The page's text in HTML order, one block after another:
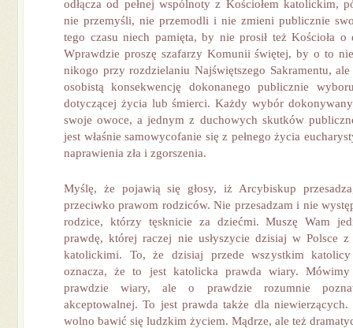
odłącza od pełnej wspólnoty z Kościołem katolickim,
nie przemyśli, nie przemodli i nie zmieni publicznie
tego czasu niech pamięta, by nie prosił też Kościoła
Wprawdzie proszę szafarzy Komunii świętej, by o to
nikogo przy rozdzielaniu Najświętszego Sakramentu,
osobistą konsekwencję dokonanego publicznie
dotyczącej życia lub śmierci. Każdy wybór
swoje owoce, a jednym z duchowych skutków
jest właśnie samowycofanie się z pełnego życia
naprawienia zła i zgorszenia.
Myślę, że pojawią się głosy, iż Arcybiskup
przeciwko prawom rodziców. Nie przesadzam i nie
rodzice, którzy tęsknicie za dziećmi. Muszę Wam
prawdę, której raczej nie usłyszycie dzisiaj w Polsce
katolickimi. To, że dzisiaj przede wszystkim
oznacza, że to jest katolicka prawda wiary.
prawdzie wiary, ale o prawdzie rozumnie
akceptowalnej. To jest prawda także dla
wolno bawić się ludzkim życiem. Mądrze, ale też